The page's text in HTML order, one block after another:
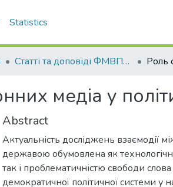
Statistics
Статті та доповіді ФМВПС (Політологія)
медіа у
Abstract
Актуальність досліджень взаємодії
державою обумовлена як
так і проблематичністю свободи
демократичної політичної системи у